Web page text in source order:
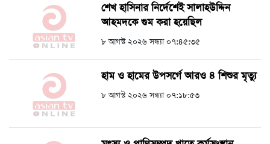
শেখ হাসিনার নির্দেশেই সালাহউদ্দিন
আহমদকে গুম করা হয়েছিল
৮ আগস্ট ২০২৬ সন্ধ্যা ০৭:৪৫:৩৫
হাম ও হামের উপসর্গে আরও ৪ শিশুর মৃত্যু
৮ আগস্ট ২০২৬ সন্ধ্যা ০৭:১৮:৫৩